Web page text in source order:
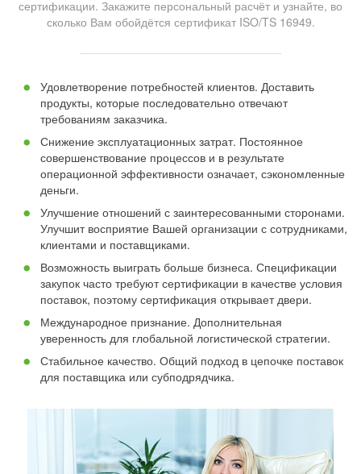
сертификации. Закажите персональный расчёт и узнайте, во
сколько Вам обойдётся сертификат ISO/TS 16949.
Удовлетворение потребностей клиентов. Доставить
продукты, которые последовательно отвечают
требованиям заказчика.
Снижение эксплуатационных затрат. Постоянное
совершенствование процессов и в результате
операционной эффективности означает, сэкономленные
деньги.
Улучшение отношений с заинтересованными сторонами.
Улучшит восприятие Вашей организации с сотрудниками,
клиентами и поставщиками.
Возможность выиграть больше бизнеса. Спецификации
закупок часто требуют сертификации в качестве условия
поставок, поэтому сертификация открывает двери.
Международное признание. Дополнительная
уверенность для глобальной логистической стратегии.
Стабильное качество. Общий подход в цепочке поставок
для поставщика или субподрядчика.